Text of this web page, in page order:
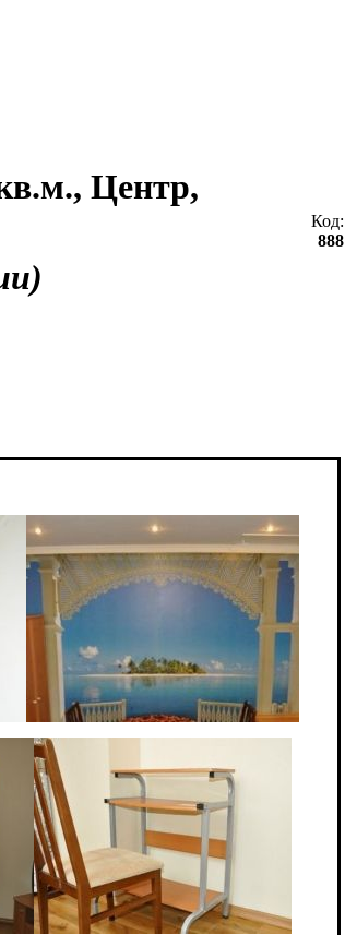
Центр,
Код:
888